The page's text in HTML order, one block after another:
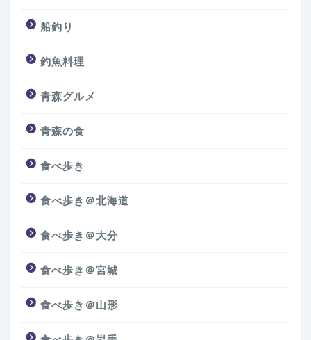
船釣り
釣魚料理
青森グルメ
青森の食
食べ歩き
食べ歩き＠北海道
食べ歩き＠大分
食べ歩き＠宮城
食べ歩き＠山形